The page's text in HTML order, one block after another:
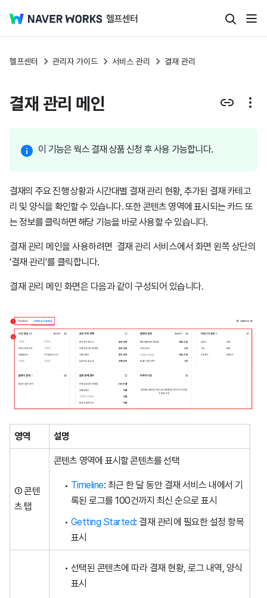
헬프센터 관리자 가이드 서비스 관리 결재 관리
결재 관리 메인
이 기능은 웍스 결재 상품 신청 후 사용 가능합니다.
결재의 주요 진행 상황과 시간대별 결재 관리 현황, 추가된 결재 카테고
리 및 양식을 확인할 수 있습니다. 또한 콘텐츠 영역에 표시되는 카드 또
는 정보를 클릭하면 해당 기능을 바로 사용할 수 있습니다.
결재 관리 메인을 사용하려면 결재 관리 서비스에서 화면 왼쪽 상단의
'결재 관리'를 클릭합니다.
결재 관리 메인 화면은 다음과 같이 구성되어 있습니다.
영역 설명
① 콘텐
츠 탭
콘텐츠 영역에 표시할 콘텐츠를 선택
Timeline: 최근 한 달 동안 결재 서비스 내에서 기
록된 로그를 100건까지 최신 순으로 표시
Getting Started: 결재 관리에 필요한 설정 항목
표시
선택된 콘텐츠에 따라 결재 현황, 로그 내역, 양식
표시